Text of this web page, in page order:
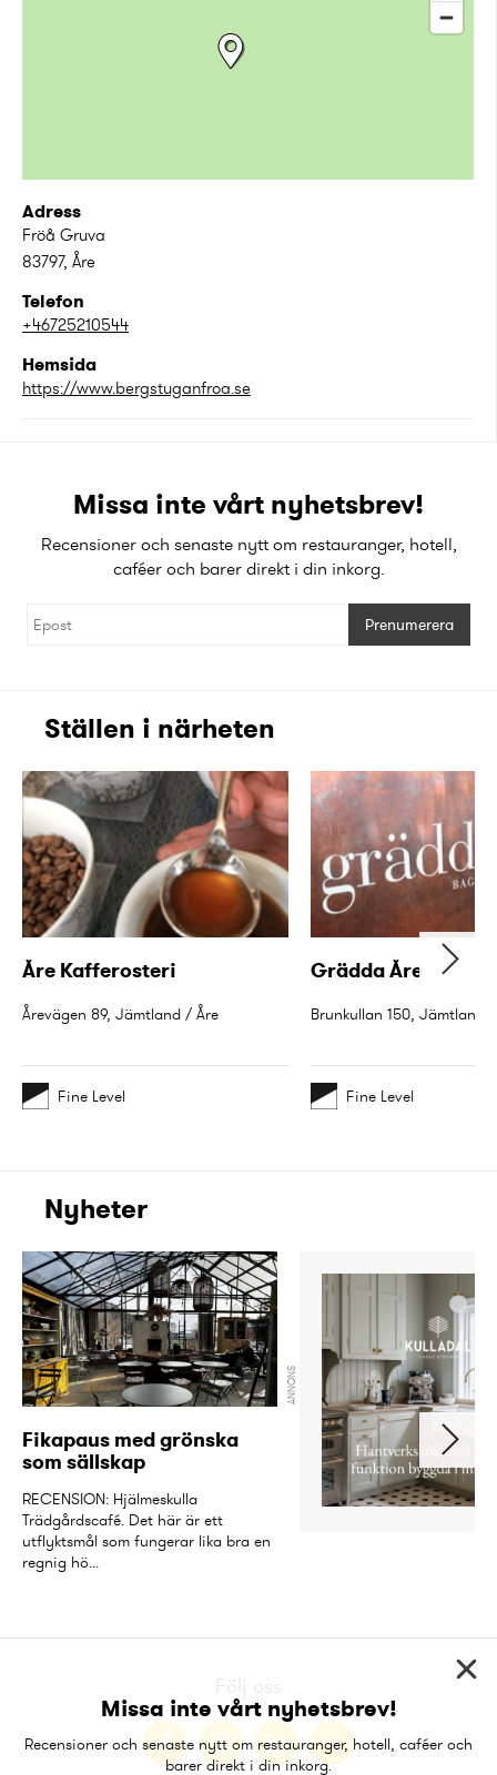
Adress
Fröå Gruva
83797, Åre
Telefon
+46725210544
Hemsida
https://www.bergstuganfroa.se
Missa inte vårt nyhetsbrev!
Recensioner och senaste nytt om restauranger, hotell,
caféer och barer direkt i din inkorg.
Prenumerera
Ställen i närheten
Åre Kafferosteri
Årevägen 89, Jämtland / Åre
Fine Level
Grädda Åre
Brunkullan 150, Jämtland
Fine Level
Nyheter
Fikapaus med grönska
som sällskap
RECENSION: Hjälmeskulla
Trädgårdscafé. Det här är ett
utflyktsmål som fungerar lika bra en
regnig hö...
ANNONS
Följ oss
Missa inte vårt nyhetsbrev!
Recensioner och senaste nytt om restauranger, hotell, caféer och
barer direkt i din inkorg.